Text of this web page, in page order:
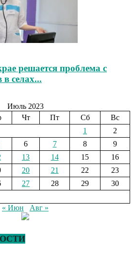
решается проблема с
в селах...
Июль 2023
Чт Пт Сб
Вс
1
2
6 7 8
9
13 14 15
16
20 21 22
23
27 28 29
30
« Июн
Авг »